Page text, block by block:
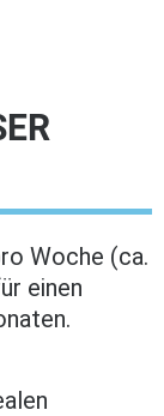
Woche (ca.
einen